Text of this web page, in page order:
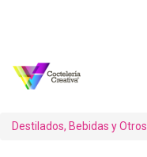
Destilados, Bebidas y Otros